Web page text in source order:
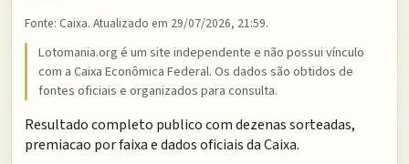
Fonte: Caixa. Atualizado em 29/07/2026, 21:59.
Lotomania.org é um site independente e não possui vínculo
com a Caixa Econômica Federal. Os dados são obtidos de
fontes oficiais e organizados para consulta.
Resultado completo publico com dezenas sorteadas,
premiacao por faixa e dados oficiais da Caixa.